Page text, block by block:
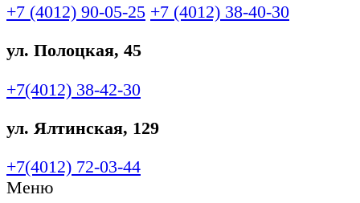
+7 (4012) 90-05-25 +7 (4012) 38-40-30
ул. Полоцкая, 45
+7(4012) 38-42-30
ул. Ялтинская, 129
+7(4012) 72-03-44
Меню